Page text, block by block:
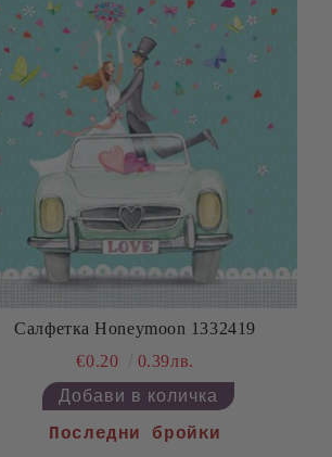
Салфетка Honeymoon 1332419
€0.20
0.39лв.
Последни бройки